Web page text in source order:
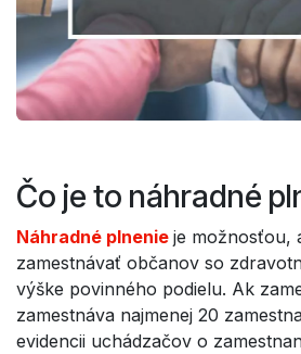
Čo je to náhradné
Náhradné plnenie je možnosťou,
zamestnávať občanov so
výške povinného podielu. Ak
zamestnáva najmenej 20
evidencii uchádzačov o